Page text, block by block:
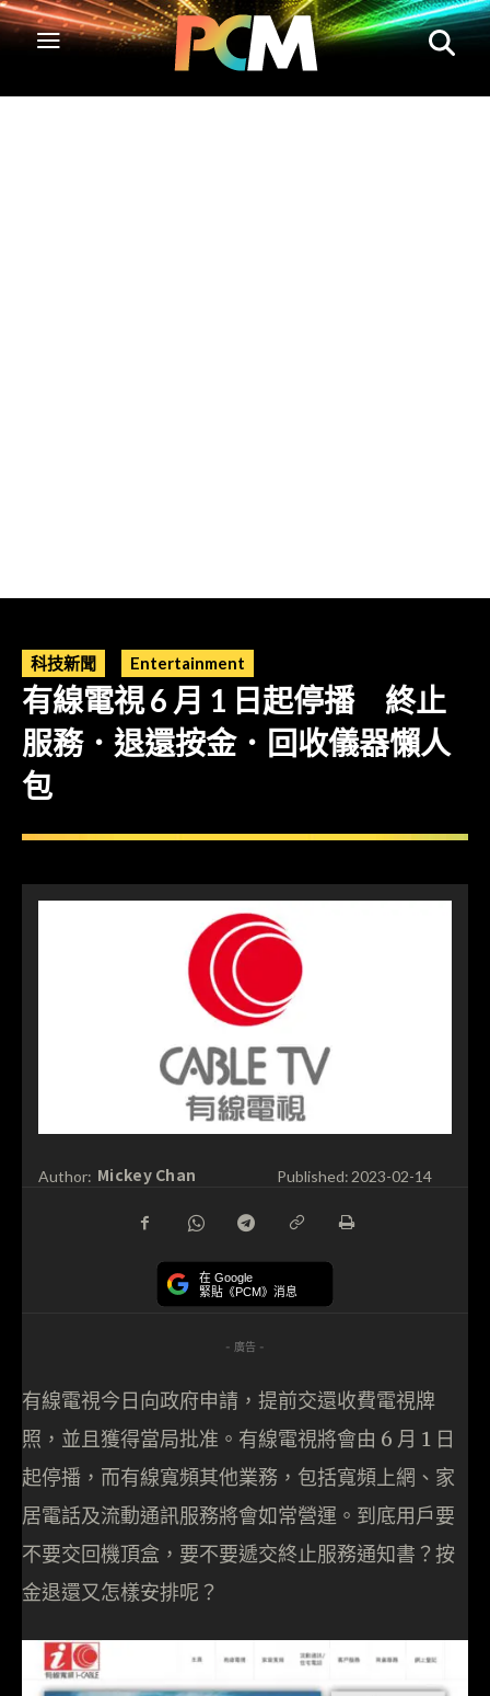
科技新聞 Entertainment
有線電視 6 月 1 日起停播 終止
服務．退還按金．回收儀器懶人
包
Author: Mickey Chan Published: 2023-02-14
在 Google
緊貼《PCM》消息
- 廣告 -
有線電視今日向政府申請，提前交還收費電視牌
照，並且獲得當局批准。有線電視將會由 6 月 1 日
起停播，而有線寬頻其他業務，包括寬頻上網、家
居電話及流動通訊服務將會如常營運。到底用戶要
不要交回機頂盒，要不要遞交終止服務通知書？按
金退還又怎樣安排呢？